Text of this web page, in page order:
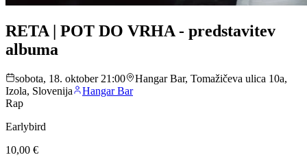
RETA | POT DO VRHA - predstavitev
albuma
sobota, 18. oktober 21:00
Hangar Bar, Tomažičeva ulica 10a,
Izola, Slovenija
Hangar Bar
Rap
Earlybird
10,00 €